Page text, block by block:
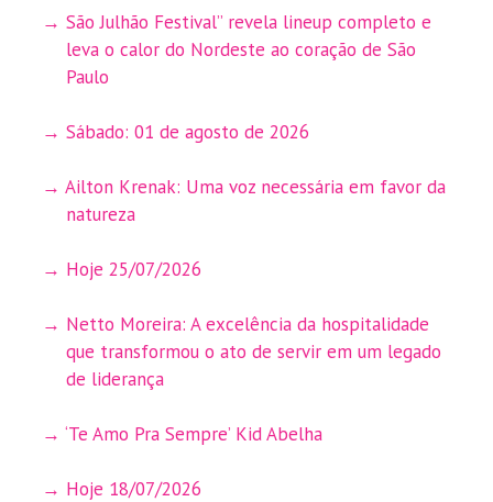
São Julhão Festival” revela lineup completo e
leva o calor do Nordeste ao coração de São
Paulo
Sábado: 01 de agosto de 2026
Ailton Krenak: Uma voz necessária em favor da
natureza
Hoje 25/07/2026
Netto Moreira: A excelência da hospitalidade
que transformou o ato de servir em um legado
de liderança
‘Te Amo Pra Sempre’ Kid Abelha
Hoje 18/07/2026